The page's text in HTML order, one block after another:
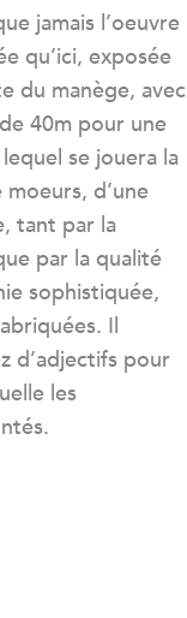
jamais l’oeuvre
qu’ici, exposée
du manège, avec
40m pour une
se jouera la
d’une
tant par la
par la qualité
sophistiquée,
Il
d’adjectifs pour
les